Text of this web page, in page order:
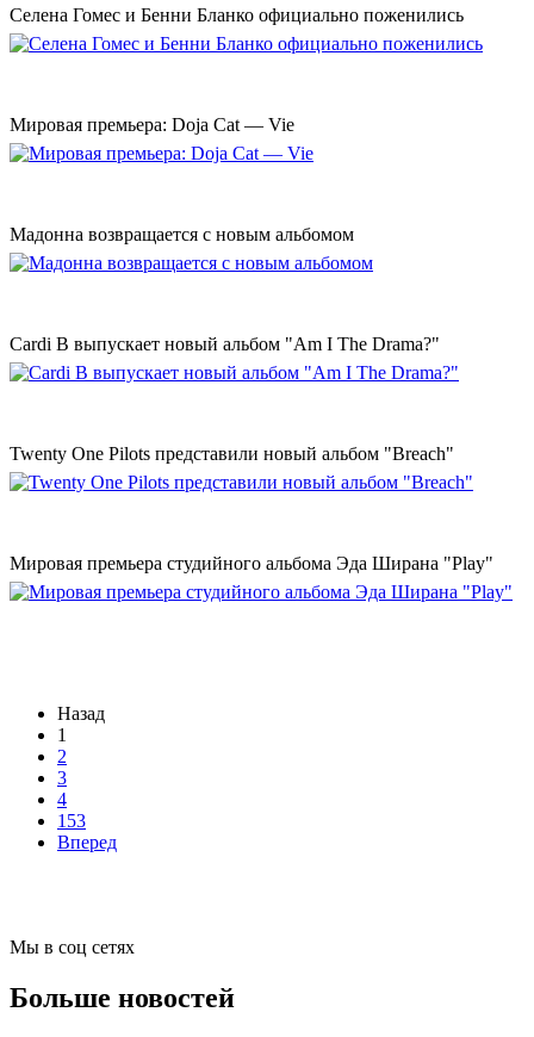
Селена Гомес и Бенни Бланко официально поженились
Мировая премьера: Doja Cat — Vie
Мадонна возвращается с новым альбомом
Cardi B выпускает новый альбом "Am I The Drama?"
Twenty One Pilots представили новый альбом "Breach"
Мировая премьера студийного альбома Эда Ширана "Play"
Назад
1
2
3
4
153
Вперед
Мы в соц сетях
Больше новостей